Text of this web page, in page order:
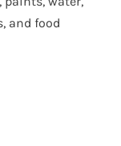
and food